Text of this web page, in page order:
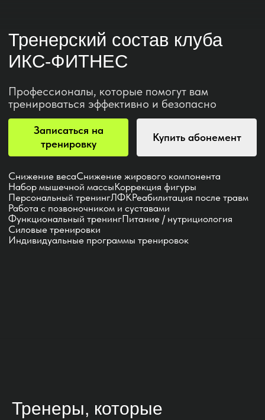
Снижение весаСнижение жирового компонента
Набор мышечной массы
Персональный тренинг ЛФКРеабилитация после травм
Работа с позвоночником и суставами
Индивидуальные программы тренировок
Тренеры, которые